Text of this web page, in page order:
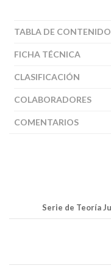
TABLA DE
FICHA TÉCNICA
CLASIFICACIÓN
COLABORADORES
COMENTARIOS
Serie de Teoría